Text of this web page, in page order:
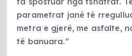
parametrat janë të
metra e gjerë, me asfalte,
të banuara.”